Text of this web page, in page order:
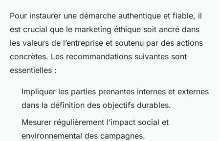
Pour instaurer une démarche authentique et fiable, il
est crucial que le marketing éthique soit ancré dans
les valeurs de l’entreprise et soutenu par des actions
concrètes. Les recommandations suivantes sont
essentielles :
Impliquer les parties prenantes internes et externes
dans la définition des objectifs durables.
Mesurer régulièrement l’impact social et
environnemental des campagnes.